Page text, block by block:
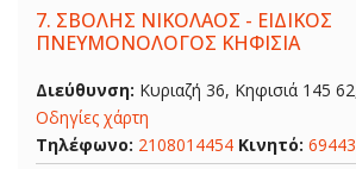
7. ΣΒΟΛΗΣ ΝΙΚΟΛΑΟΣ - ΕΙΔΙΚΟΣ
ΠΝΕΥΜΟΝΟΛΟΓΟΣ ΚΗΦΙΣΙΑ
Διεύθυνση: Κυριαζή 36, Κηφισιά 145
Οδηγίες χάρτη
Τηλέφωνο: 2108014454 Κινητό: